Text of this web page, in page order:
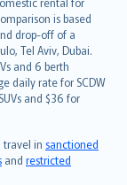
is based
drop-off of a
Tel Aviv, Dubai.
and 6 berth
daily rate for SCDW
and $36 for
travel in sanctioned
and restricted